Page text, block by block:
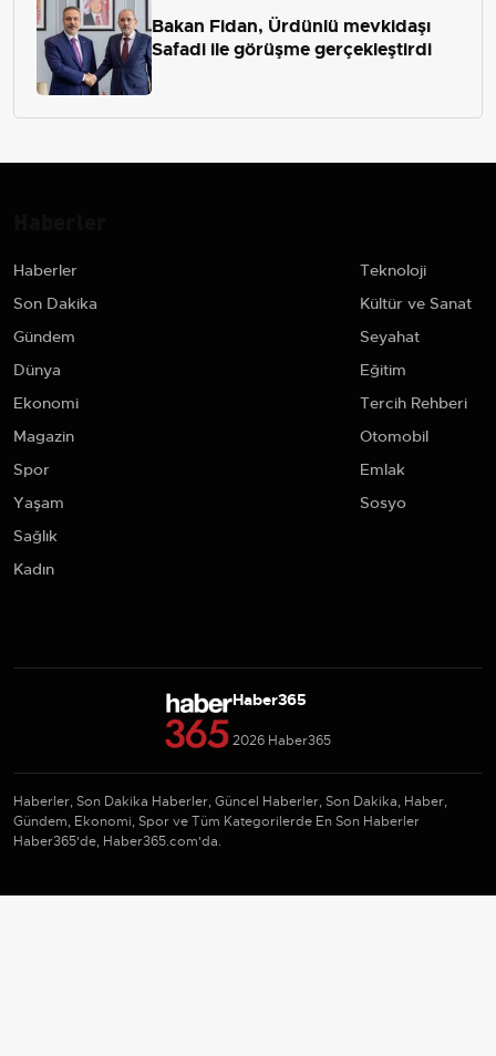
Bakan Fidan, Ürdünlü mevkidaşı
Safadi ile görüşme gerçekleştirdi
Haberler
Son Dakika
Gündem
Dünya
Ekonomi
Magazin
Spor
Yaşam
Sağlık
Kadın
Teknoloji
Kültür ve Sanat
Seyahat
Eğitim
Tercih Rehberi
Otomobil
Emlak
Sosyo
Haber365
2026 Haber365
Haberler, Son Dakika Haberler, Güncel Haberler, Son Dakika, Haber,
Gündem, Ekonomi, Spor ve Tüm Kategorilerde En Son Haberler
Haber365'de, Haber365.com'da.